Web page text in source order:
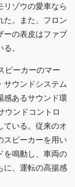
リゾウの愛車なら
た。また、フロン
ーの表皮はファブ
。
ピーカーのマー
サウンドシステム
感あるサウンド環
ウンドコントロ
ている。従来のオ
スピーカーを用い
を鳴動し、車両の
に、運転の高揚感